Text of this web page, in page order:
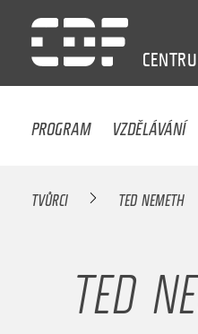
PROGRAM VZDĚLÁVÁNÍ
TVŮRCI TED NEMETH
TED